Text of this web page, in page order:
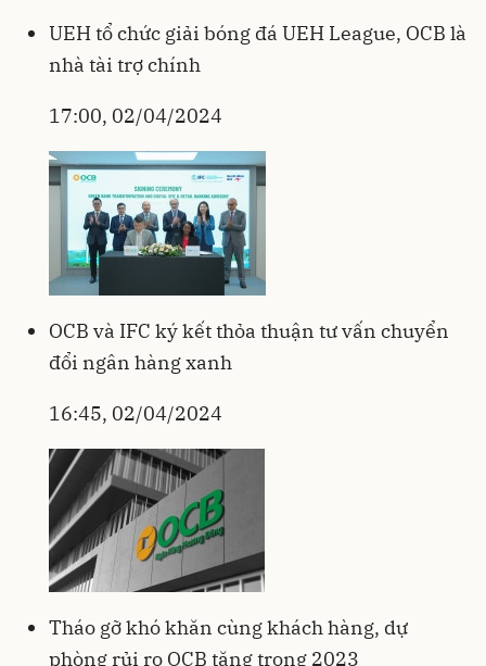
UEH tổ chức giải bóng đá UEH League, OCB là
nhà tài trợ chính
17:00, 02/04/2024
OCB và IFC ký kết thỏa thuận tư vấn chuyển
đổi ngân hàng xanh
16:45, 02/04/2024
Tháo gỡ khó khăn cùng khách hàng, dự
phòng rủi ro OCB tăng trong 2023